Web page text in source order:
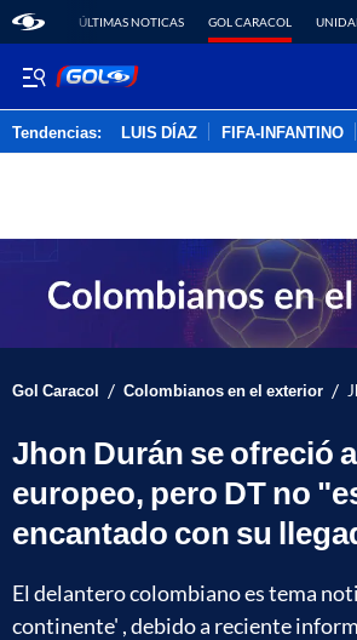
ÚLTIMAS NOTICAS GOL CARACOL
Tendencias: LUIS DÍAZ FIFA-INFANTINO
Gol Caracol / Colombianos en el exterior /
Jhon Durán se ofreció
europeo, pero DT no
encantado con su
El delantero colombiano es tema
continente' , debido a reciente